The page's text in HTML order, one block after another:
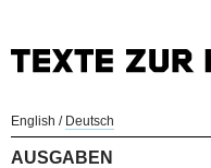
English / Deutsch
AUSGABEN